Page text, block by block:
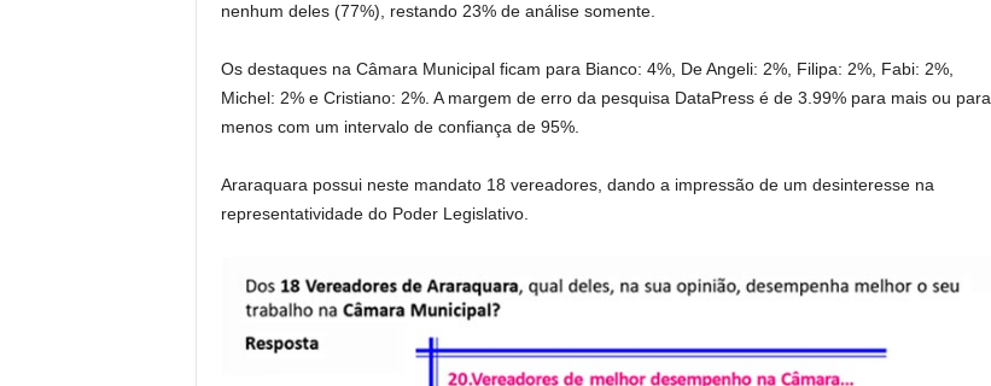
nenhum deles (77%), restando 23% de análise somente.
Os destaques na Câmara Municipal ficam para Bianco: 4%, De Angeli: 2%, Filipa: 2%, Fabi: 2%,
Michel: 2% e Cristiano: 2%. A margem de erro da pesquisa DataPress é de 3.99% para mais ou para
menos com um intervalo de confiança de 95%.
Araraquara possui neste mandato 18 vereadores, dando a impressão de um desinteresse na
representatividade do Poder Legislativo.